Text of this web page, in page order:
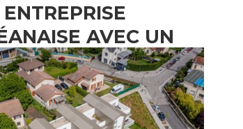
ENTREPRISE
AVEC UN
DE HAUTEUR
depuis le ciel orléanais pour
une entreprise